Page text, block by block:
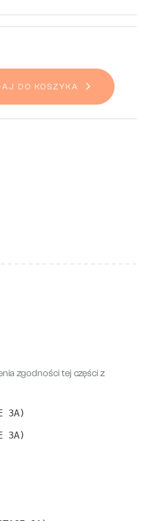
DO KOSZYKA
zgodności tej części z
3A)
3A)